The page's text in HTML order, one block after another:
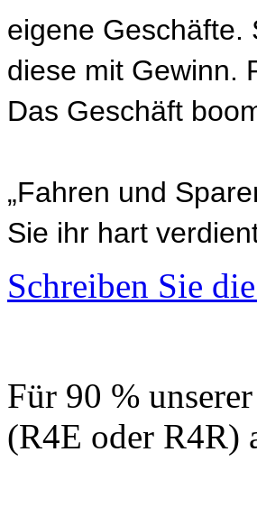
eigene Geschäfte.
diese mit Gewinn.
Das Geschäft
„Fahren und
Sie ihr hart
Schreiben Sie
Für 90 %
(R4E oder R4R)